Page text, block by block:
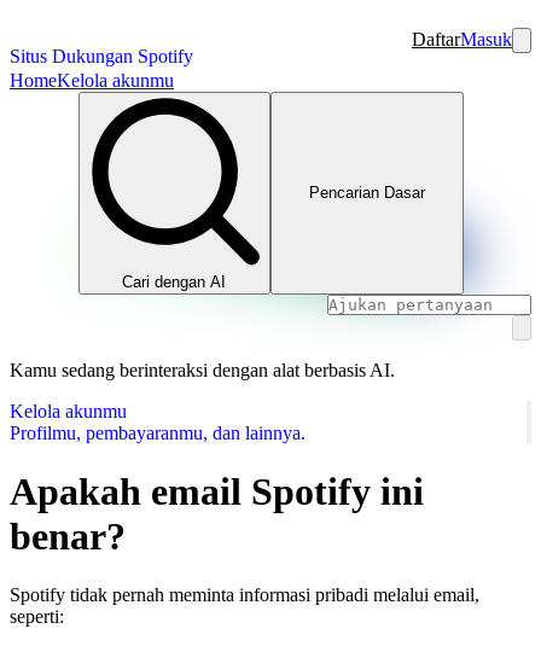
Situs Dukungan Spotify
DaftarMasuk
HomeKelola akunmu
Cari dengan AI
Pencarian Dasar
Kamu sedang berinteraksi dengan alat berbasis AI.
Kelola akunmu
Profilmu, pembayaranmu, dan lainnya.
Apakah email Spotify ini
benar?
Spotify tidak pernah meminta informasi pribadi melalui email,
seperti: